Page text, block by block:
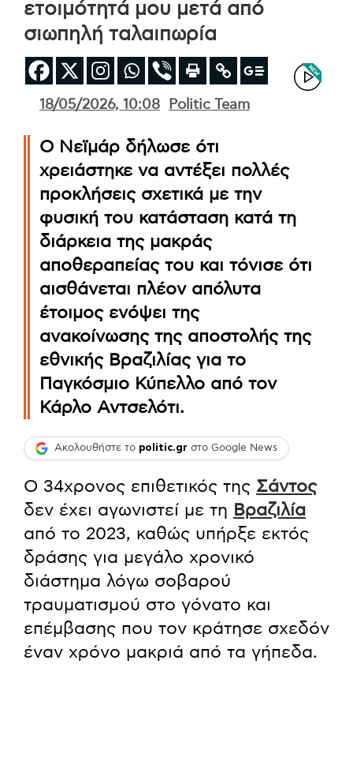
ετοιμότητά μου μετά από
σιωπηλή ταλαιπωρία
18/05/2026, 10:08 Politic Team
Ο Νεϊμάρ δήλωσε ότι
χρειάστηκε να αντέξει πολλές
προκλήσεις σχετικά με την
φυσική του κατάσταση κατά τη
διάρκεια της μακράς
αποθεραπείας του και τόνισε ότι
αισθάνεται πλέον απόλυτα
έτοιμος ενόψει της
ανακοίνωσης της αποστολής της
εθνικής Βραζιλίας για το
Παγκόσμιο Κύπελλο από τον
Κάρλο Αντσελότι.
Ακολουθήστε το politic.gr στο Google News
Ο 34χρονος επιθετικός της Σάντος
δεν έχει αγωνιστεί με τη Βραζιλία
από το 2023, καθώς υπήρξε εκτός
δράσης για μεγάλο χρονικό
διάστημα λόγω σοβαρού
τραυματισμού στο γόνατο και
επέμβασης που τον κράτησε σχεδόν
έναν χρόνο μακριά από τα γήπεδα.